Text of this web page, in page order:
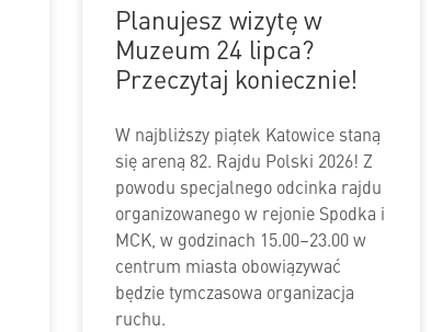
Planujesz wizytę w
Muzeum 24 lipca?
Przeczytaj koniecznie!
W najbliższy piątek Katowice staną
się areną 82. Rajdu Polski 2026! Z
powodu specjalnego odcinka rajdu
organizowanego w rejonie Spodka i
MCK, w godzinach 15.00–23.00 w
centrum miasta obowiązywać
będzie tymczasowa organizacja
ruchu.